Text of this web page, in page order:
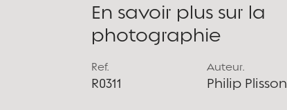
En savoir plus sur la
photographie
Ref.
R0311
Auteur.
Philip Plisson